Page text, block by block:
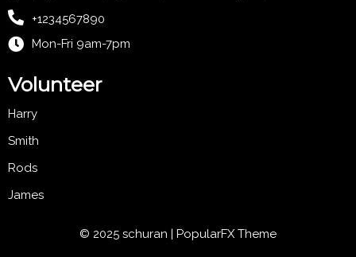
+1234567890
Mon-Fri 9am-7pm
Volunteer
Harry
Smith
Rods
James
© 2025 schuran | PopularFX Theme